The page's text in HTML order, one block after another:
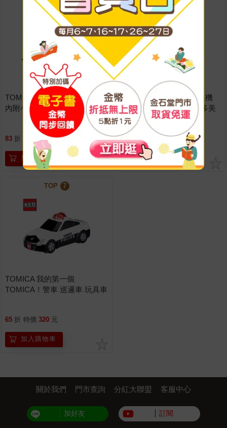
TOP 5
TOMICA 新城鎮 變形警察車
內附小車 警車 巡邏車 警局 玩
具車 多美小汽車
83 折 1060 元
加入購物車
TOP 6
TOMICA 新城鎮 變形挖土機
內附小車 砂石車 玩具車 多美
小汽車
83 折 特價 1060 元
加入購物車
TOP 7
TOMICA 我的第一個
TOMICA！警車 巡邏車 玩具車
65 折 特價 320 元
加入購物車
關於我們 門市查詢 分紅大聯盟 客服中心
加好友 訂閱